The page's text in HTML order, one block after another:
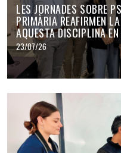
LES JORNADES SOBRE
PRIMÀRIA REAFIRMEN
AQUESTA DISCIPLINA
23/07/26